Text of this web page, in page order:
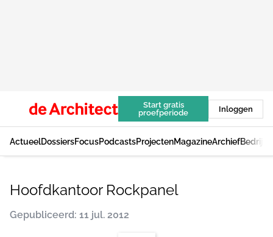
Start gratis
proefperiode
Inloggen
ActueelDossiersFocusPodcastsProjectenMagazineArchief
Hoofdkantoor Rockpanel
Gepubliceerd: 11 jul. 2012